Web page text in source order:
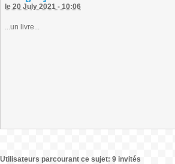
le 20 July 2021 - 10:06
...un livre...
Utilisateurs parcourant ce sujet: 9 invités